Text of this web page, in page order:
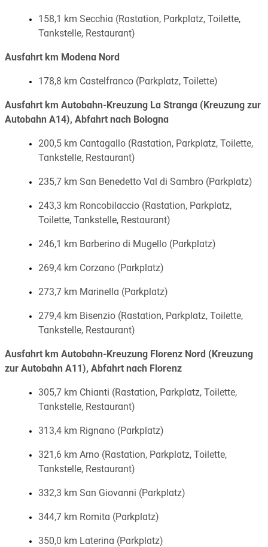
158,1 km Secchia (Rastation, Parkplatz, Toilette,
Tankstelle, Restaurant)
Ausfahrt km Modena Nord
178,8 km Castelfranco (Parkplatz, Toilette)
Ausfahrt km Autobahn-Kreuzung La Stranga (Kreuzung zur
Autobahn A14), Abfahrt nach Bologna
200,5 km Cantagallo (Rastation, Parkplatz, Toilette,
Tankstelle, Restaurant)
235,7 km San Benedetto Val di Sambro (Parkplatz)
243,3 km Roncobilaccio (Rastation, Parkplatz,
Toilette, Tankstelle, Restaurant)
246,1 km Barberino di Mugello (Parkplatz)
269,4 km Corzano (Parkplatz)
273,7 km Marinella (Parkplatz)
279,4 km Bisenzio (Rastation, Parkplatz, Toilette,
Tankstelle, Restaurant)
Ausfahrt km Autobahn-Kreuzung Florenz Nord (Kreuzung
zur Autobahn A11), Abfahrt nach Florenz
305,7 km Chianti (Rastation, Parkplatz, Toilette,
Tankstelle, Restaurant)
313,4 km Rignano (Parkplatz)
321,6 km Arno (Rastation, Parkplatz, Toilette,
Tankstelle, Restaurant)
332,3 km San Giovanni (Parkplatz)
344,7 km Romita (Parkplatz)
350,0 km Laterina (Parkplatz)